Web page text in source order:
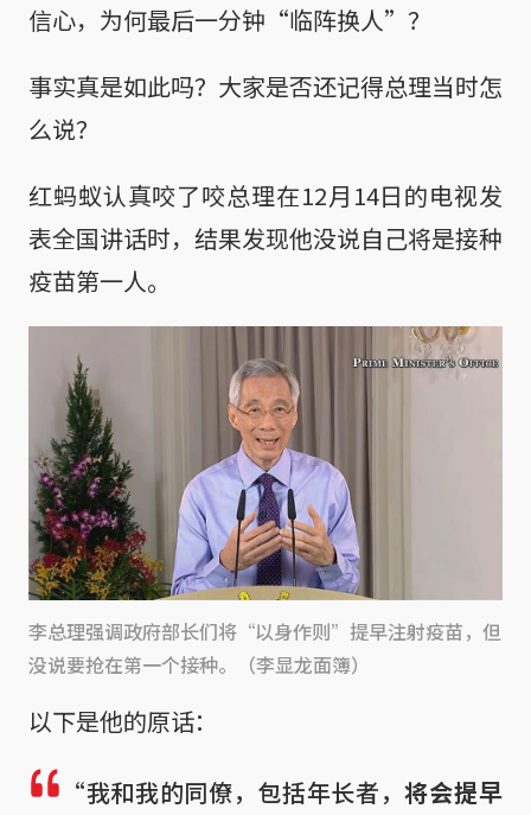
信心，为何最后一分钟“临阵换人”？
事实真是如此吗？大家是否还记得总理当时怎
么说？
红蚂蚁认真咬了咬总理在12月14日的电视发
表全国讲话时，结果发现他没说自己将是接种
疫苗第一人。
李总理强调政府部长们将“以身作则”提早注射疫苗，但
没说要抢在第一个接种。（李显龙面簿）
以下是他的原话：
“我和我的同僚，包括年长者，将会提早